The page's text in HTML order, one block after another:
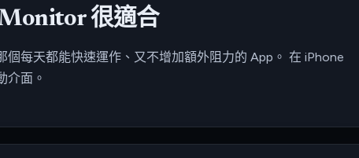
Monitor 很適合
每天都能快速運作、又不增加額外阻力的 App。 在 iPhone
介面。